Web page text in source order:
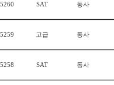
SAT 동사
고급 동사
SAT 동사